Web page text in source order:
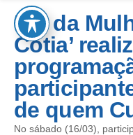
Dia da
Cotia’
de quem
No sábado (16/03),